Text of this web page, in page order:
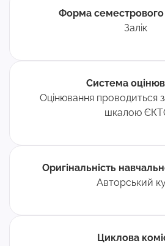
Форма
Залік
Система
Оцінювання проводиться
шкалою
Оригінальність
Авторський
Циклова